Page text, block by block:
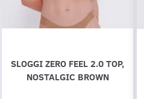
SLOGGI ZERO FEEL 2.0 TOP,
NOSTALGIC BROWN